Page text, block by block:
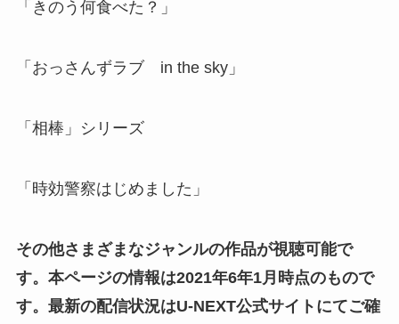
「きのう何食べた？」
「おっさんずラブ in the sky」
「相棒」シリーズ
「時効警察はじめました」
その他さまざまなジャンルの作品が視聴可能で
す。本ページの情報は2021年6年1月時点のもので
す。最新の配信状況はU-NEXT公式サイトにてご確